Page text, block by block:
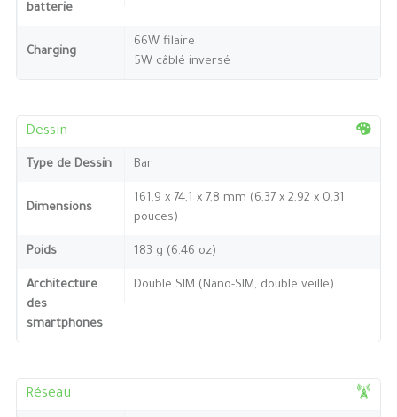
batterie
Charging
66W filaire
5W câblé inversé
Dessin
Type de Dessin Bar
Dimensions
161,9 x 74,1 x 7,8 mm (6,37 x 2,92 x 0,31
pouces)
Poids 183 g (6.46 oz)
Architecture
des
smartphones
Double SIM (Nano-SIM, double veille)
Réseau